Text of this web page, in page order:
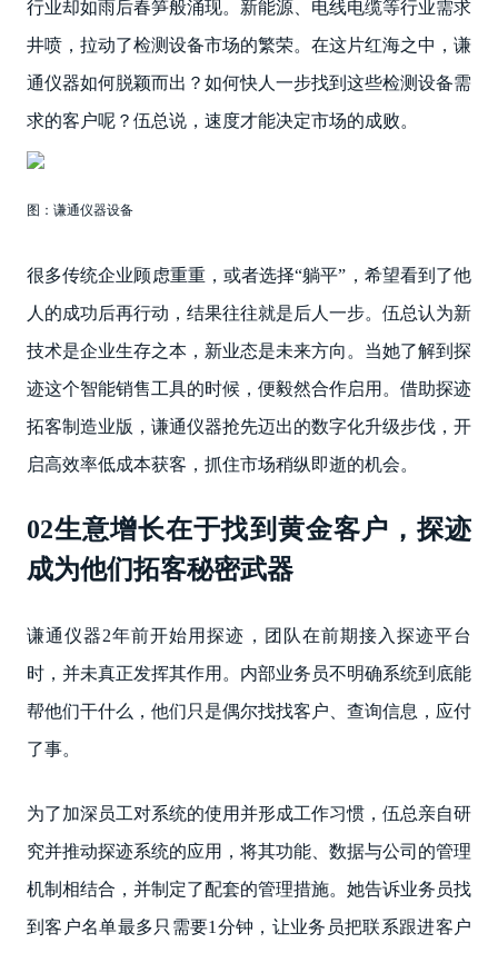
行业却如雨后春笋般涌现。新能源、电线电缆等行业需求
井喷，拉动了检测设备市场的繁荣。在这片红海之中，谦
通仪器如何脱颖而出？如何快人一步找到这些检测设备需
求的客户呢？伍总说，速度才能决定市场的成败。
图：谦通仪器设备
很多传统企业顾虑重重，或者选择“躺平”，希望看到了他
人的成功后再行动，结果往往就是后人一步。伍总认为新
技术是企业生存之本，新业态是未来方向。当她了解到探
迹这个智能销售工具的时候，便毅然合作启用。借助探迹
拓客制造业版，谦通仪器抢先迈出的数字化升级步伐，开
启高效率低成本获客，抓住市场稍纵即逝的机会。
02生意增长在于找到黄金客户，探迹
成为他们拓客秘密武器‌
谦通仪器2年前开始用探迹，团队在前期接入探迹平台
时，并未真正发挥其作用。内部业务员不明确系统到底能
帮他们干什么，他们只是偶尔找找客户、查询信息，应付
了事。
为了加深员工对系统的使用并形成工作习惯，伍总亲自研
究并推动探迹系统的应用，将其功能、数据与公司的管理
机制相结合，并制定了配套的管理措施。她告诉业务员找
到客户名单最多只需要1分钟，让业务员把联系跟进客户